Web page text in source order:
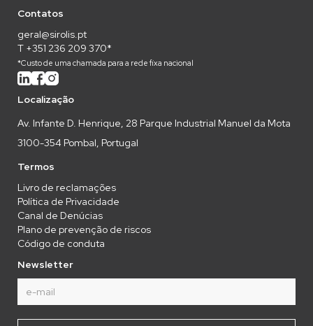
Contatos
geral@sirolis.pt
T +351 236 209 370*
*Custo de uma chamada para a rede fixa nacional
Localização
Av. Infante D. Henrique, 28 Parque Industrial Manuel da Mota
3100-354 Pombal, Portugal
Termos
Livro de reclamações
Política de Privacidade
Canal de Denúcias
Plano de prevenção de riscos
Código de conduta
Newsletter